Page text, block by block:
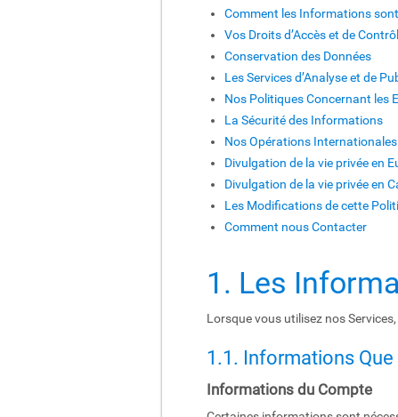
Comment les Informations
Vos Droits d’Accès et de
Conservation des Données
Les Services d’Analyse et de
Nos Politiques Concernant les
La Sécurité des Informations
Nos Opérations
Divulgation de la vie privée en
Divulgation de la vie privée en
Les Modifications de cette
Comment nous Contacter
1. Les
Lorsque vous utilisez nos
1.1. Informations
Informations du Compte